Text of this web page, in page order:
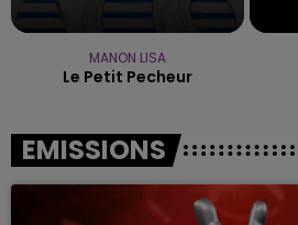
MANON LISA
Le Petit Pecheur
EMISSIONS